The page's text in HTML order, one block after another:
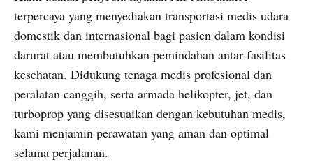
terpercaya yang menyediakan transportasi medis udara
domestik dan internasional bagi pasien dalam kondisi
darurat atau membutuhkan pemindahan antar fasilitas
kesehatan. Didukung tenaga medis profesional dan
peralatan canggih, serta armada helikopter, jet, dan
turboprop yang disesuaikan dengan kebutuhan medis,
kami menjamin perawatan yang aman dan optimal
selama perjalanan.